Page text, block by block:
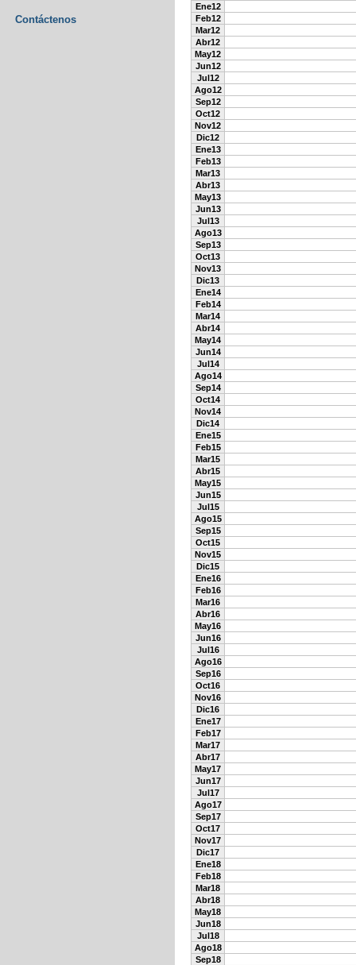
Contáctenos
Ene12
Feb12
Mar12
Abr12
May12
Jun12
Jul12
Ago12
Sep12
Oct12
Nov12
Dic12
Ene13
Feb13
Mar13
Abr13
May13
Jun13
Jul13
Ago13
Sep13
Oct13
Nov13
Dic13
Ene14
Feb14
Mar14
Abr14
May14
Jun14
Jul14
Ago14
Sep14
Oct14
Nov14
Dic14
Ene15
Feb15
Mar15
Abr15
May15
Jun15
Jul15
Ago15
Sep15
Oct15
Nov15
Dic15
Ene16
Feb16
Mar16
Abr16
May16
Jun16
Jul16
Ago16
Sep16
Oct16
Nov16
Dic16
Ene17
Feb17
Mar17
Abr17
May17
Jun17
Jul17
Ago17
Sep17
Oct17
Nov17
Dic17
Ene18
Feb18
Mar18
Abr18
May18
Jun18
Jul18
Ago18
Sep18